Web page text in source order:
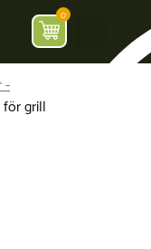
0
-
grill